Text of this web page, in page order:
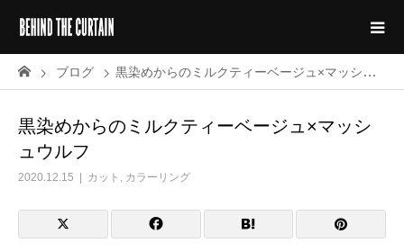
ブログ 黒染めからのミルクティーベージュ×マッシュウルフ
黒染めからのミルクティーベージュ×マッシ
ュウルフ
2020.12.15 カット , カラーリング